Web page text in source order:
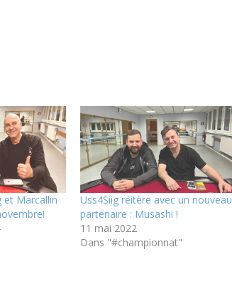
et Marcallin
Uss4Siig réitère avec un nouveau
partenaire : Musashi !
11 mai 2022
Dans "#championnat"